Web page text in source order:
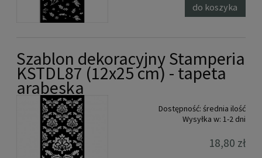
do koszyka
Szablon dekoracyjny Stamperia
KSTDL87 (12x25 cm) - tapeta
arabeska
Dostępność: średnia ilość
Wysyłka w: 1-2 dni
18,80 zł